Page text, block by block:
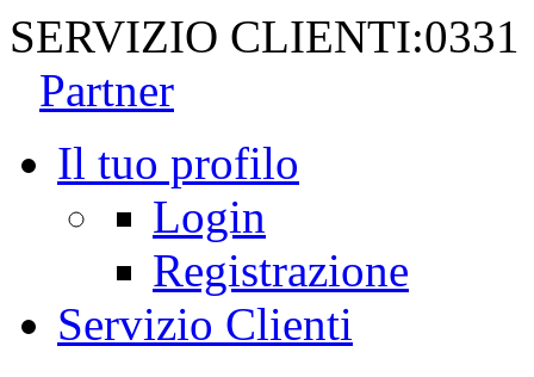
SERVIZIO CLIENTI:0331
Partner
Il tuo profilo
Login
Registrazione
Servizio Clienti